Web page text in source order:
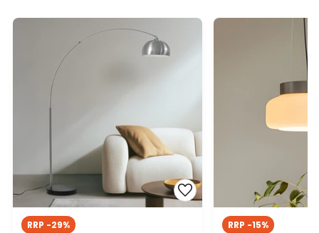
RRP -29% RRP -15%